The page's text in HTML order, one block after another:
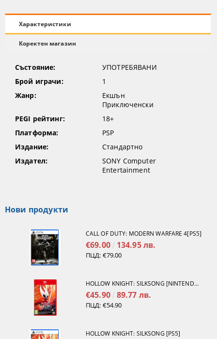
Характеристики
Коректен магазин
Състояние:
УПОТРЕБЯВАНИ
Брой играчи:
1
Жанр:
Екшън
Приключенски
PEGI рейтинг:
18+
Платформа:
PSP
Издание:
Стандартно
Издател:
SONY Computer
Entertainment
Нови продукти
CALL OF DUTY: MODERN WARFARE 4[PS5]
€69.00 134.95 лв.
ПЦД: €79.00
HOLLOW KNIGHT: SILKSONG [NINTENDO SWITCH 2]
€45.90 89.77 лв.
ПЦД: €54.90
HOLLOW KNIGHT: SILKSONG [PS5]